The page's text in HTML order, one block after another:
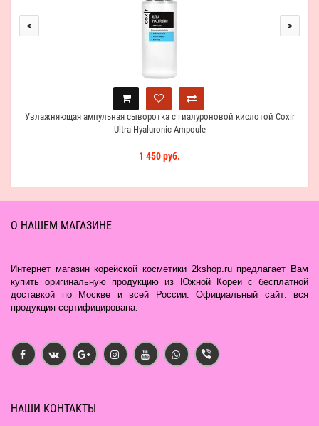
Увлажняющая ампульная сыворотка с гиалуроновой кислотой Coxir
Ultra Hyaluronic Ampoule
1 450 руб.
< >
О НАШЕМ МАГАЗИНЕ
Интернет магазин корейской косметики 2kshop.ru предлагает Вам
купить оригинальную продукцию из Южной Кореи с бесплатной
доставкой по Москве и всей России. Официальный сайт: вся
продукция сертифицирована.
НАШИ КОНТАКТЫ